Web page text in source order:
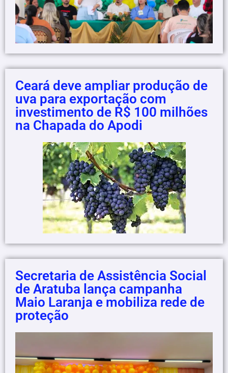
Ceará deve ampliar produção de
uva para exportação com
investimento de R$ 100 milhões
na Chapada do Apodi
Secretaria de Assistência Social
de Aratuba lança campanha
Maio Laranja e mobiliza rede de
proteção